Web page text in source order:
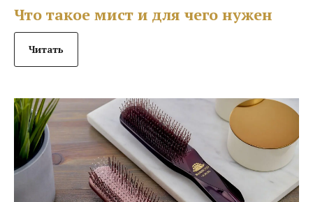
Что такое мист и для чего нужен
Читать